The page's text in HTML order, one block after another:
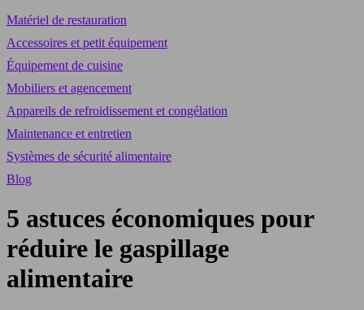
Matériel de restauration
Accessoires et petit équipement
Équipement de cuisine
Mobiliers et agencement
Appareils de refroidissement et congélation
Maintenance et entretien
Systèmes de sécurité alimentaire
Blog
5 astuces économiques pour
réduire le gaspillage
alimentaire